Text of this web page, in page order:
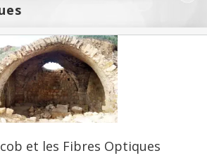
et les Fibres Optiques